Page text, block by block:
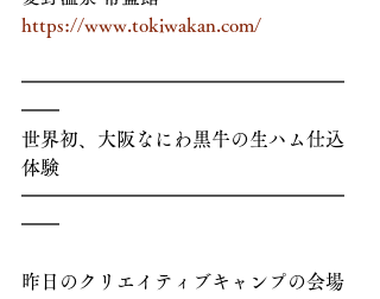
https://www.tokiwakan.com/
━━━━━━━━━━━━━━━━━
━━
世界初、大阪なにわ黒牛の生ハム仕込
体験
━━━━━━━━━━━━━━━━━
━━
昨日のクリエイティブキャンプの会場